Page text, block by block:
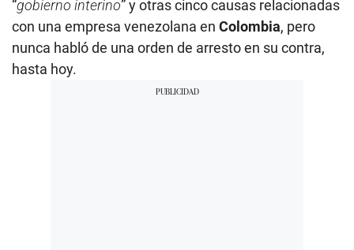
“gobierno interino” y otras cinco causas relacionadas
con una empresa venezolana en Colombia, pero
nunca habló de una orden de arresto en su contra,
hasta hoy.